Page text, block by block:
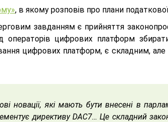
, в якому розповів про плани
завданням є прийняття
цифрових платформ
цифрових платформ, є складним, але
новації, які мають бути внесені в
директиву DAС7… Це складний